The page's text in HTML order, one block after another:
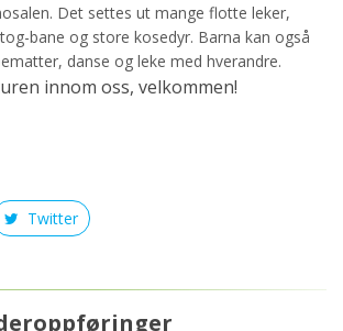
Det settes ut mange flotte leker,
bane og store kosedyr. Barna kan også
danse og leke med hverandre.
innom oss, velkommen!
Twitter